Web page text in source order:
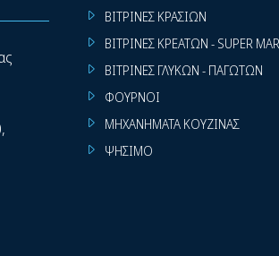
ΒΙΤΡΙΝΕΣ ΚΡΑΣΙΩΝ
ΒΙΤΡΙΝΕΣ ΚΡΕΑΤΩΝ - SUPER
ΒΙΤΡΙΝΕΣ ΓΛΥΚΩΝ - ΠΑΓΩΤΩΝ
ΦΟΥΡΝΟΙ
ΜΗΧΑΝΗΜΑΤΑ ΚΟΥΖΙΝΑΣ
ΨΗΣΙΜΟ